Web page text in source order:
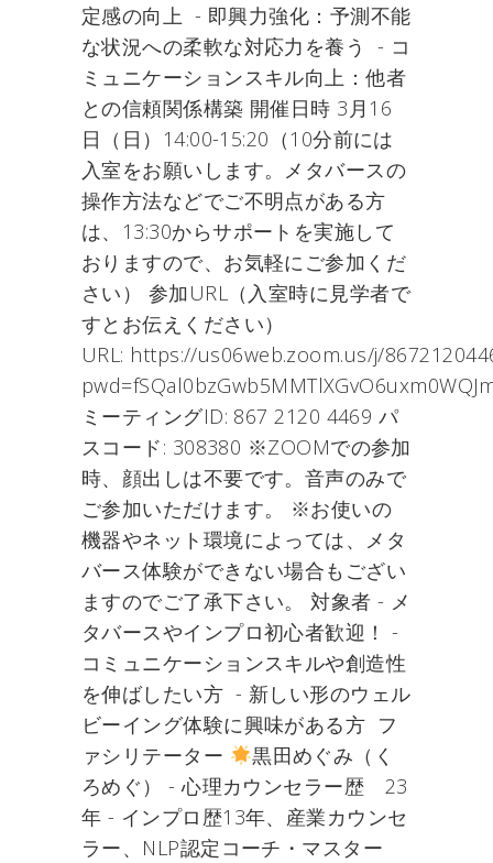
定感の向上 - 即興力強化：予測不能
な状況への柔軟な対応力を養う - コ
ミュニケーションスキル向上：他者
との信頼関係構築 開催日時 3月16
日（日）14:00-15:20（10分前には
入室をお願いします。メタバースの
操作方法などでご不明点がある方
は、13:30からサポートを実施して
おりますので、お気軽にご参加くだ
さい） 参加URL（入室時に見学者で
すとお伝えください）
URL: https://us06web.zoom.us/j/
ミーティングID: 867 2120 4469 パ
スコード: 308380 ※ZOOMでの参加
時、顔出しは不要です。音声のみで
ご参加いただけます。 ※お使いの
機器やネット環境によっては、メタ
バース体験ができない場合もござい
ますのでご了承下さい。 対象者 - メ
タバースやインプロ初心者歓迎！ -
コミュニケーションスキルや創造性
を伸ばしたい方 - 新しい形のウェル
ビーイング体験に興味がある方 フ
ァシリテーター
黒田めぐみ（く
ろめぐ） - 心理カウンセラー歴 23
年 - インプロ歴13年、産業カウンセ
ラー、NLP認定コーチ・マスター